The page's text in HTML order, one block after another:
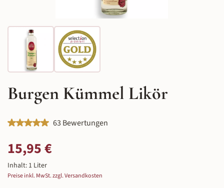
Burgen Kümmel Likör
Durchschnittliche Bewertung von 5 von 5 Sternen
63 Bewertungen
Regulärer Preis:
15,95 €
Inhalt: 1 Liter
Preise inkl. MwSt. zzgl. Versandkosten